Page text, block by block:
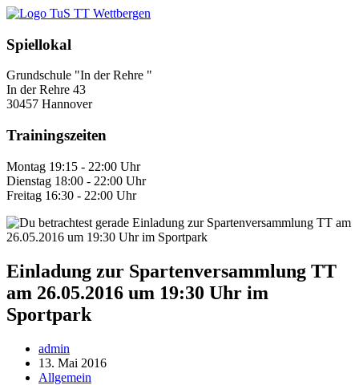
Zum
springen
Spiellokal
Grundschule "In der Rehre "
In der Rehre 43
30457 Hannover
Trainingszeiten
Montag 19:15 - 22:00 Uhr
Dienstag 18:00 - 22:00 Uhr
Freitag 16:30 - 22:00 Uhr
Einladung zur Spartenversammlung TT
am 26.05.2016 um 19:30 Uhr im
Sportpark
Beitrags-
Autor:
admin
Beitrag
veröffentlicht:
13. Mai 2016
Beitrags-
Allgemein